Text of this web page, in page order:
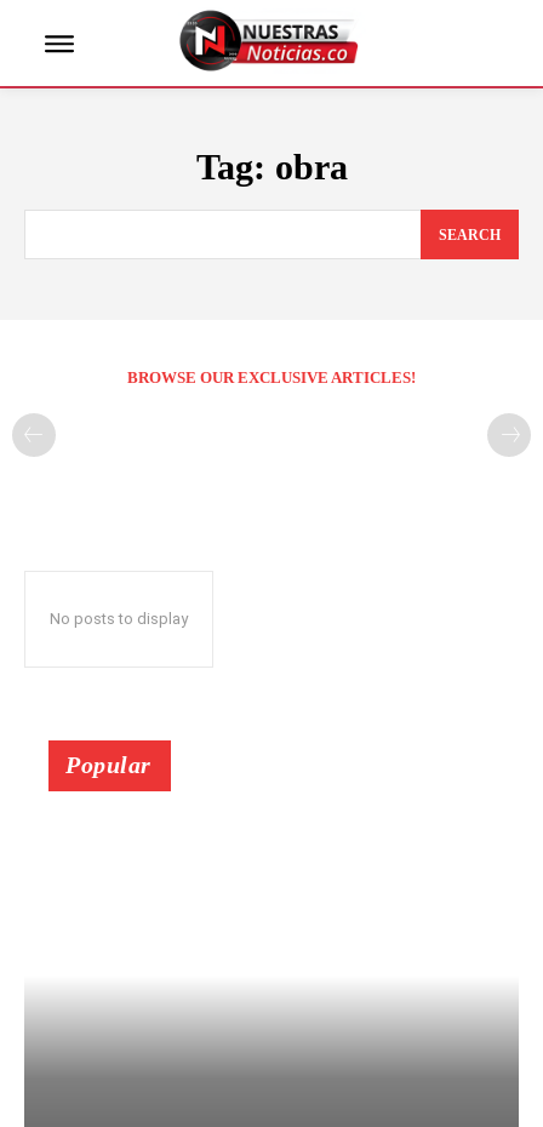
Tag: obra
SEARCH
BROWSE OUR EXCLUSIVE ARTICLES!
No posts to display
Popular